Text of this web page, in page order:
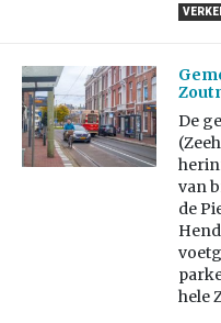
De
van
de
hele